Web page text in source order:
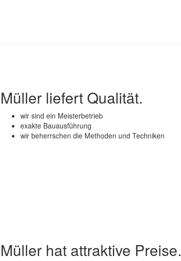
Müller liefert Qualität.
wir sind ein Meisterbetrieb
exakte Bauausführung
wir beherrschen die Methoden und Techniken
Müller hat attraktive Preise.